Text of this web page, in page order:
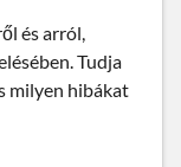
és arról,
Tudja
milyen hibákat